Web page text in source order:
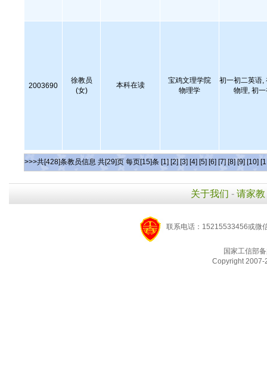
2003690
徐教员
(女)
本科在读
宝鸡文理学院
物理学
初一初二英语,
物理, 初
>>>共[428]条教员信息 共[29]页 每页[15]条 [1] [2] [3] [4] [5] [6] [7] [8] [9] [10]
关于我们 - 请家教
联系电话：15215533456或微
国家工信部
Copyright 2007-